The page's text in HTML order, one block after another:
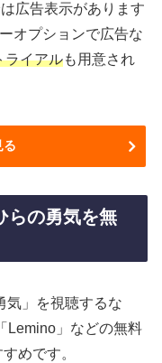
広告表示があります
オプションで広告な
ライアルも用意され
る
らの勇気を無
気」を視聴するな
Lemino」などの無料
めです。